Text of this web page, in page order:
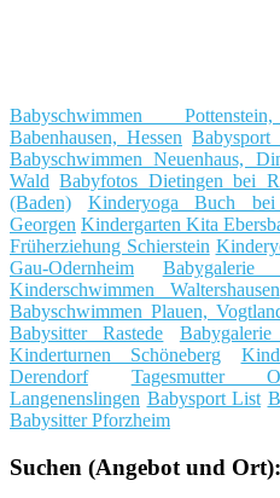
Babyschwimmen
Babenhausen, Hessen Babysport
Babyschwimmen Neuenhaus,
Wald Babyfotos Dietingen bei
(Baden)
Kinderyoga Buch bei
Georgen Kindergarten Kita
Früherziehung Schierstein
Gau-Odernheim
Babygalerie
Kinderschwimmen Waltershausen
Babyschwimmen Plauen,
Babysitter Rastede
Kinderturnen Schöneberg
Derendorf
Tagesmutter
Langenenslingen Babysport List
Babysitter Pforzheim
Suchen (Angebot und Ort):